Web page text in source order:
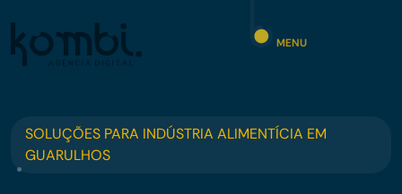
MENU
SOLUÇÕES PARA INDÚSTRIA ALIMENTÍCIA EM
GUARULHOS